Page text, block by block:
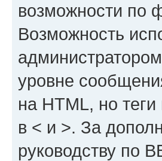
возможности по
Возможность
уровне
на HTML, но
в < и >. За
руководству по